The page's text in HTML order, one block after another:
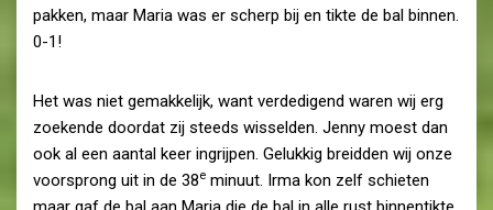
pakken, maar Maria was er scherp bij en tikte de bal binnen.
0-1!
Het was niet gemakkelijk, want verdedigend waren wij erg
zoekende doordat zij steeds wisselden. Jenny moest dan
ook al een aantal keer ingrijpen. Gelukkig breidden wij onze
voorsprong uit in de 38e minuut. Irma kon zelf schieten